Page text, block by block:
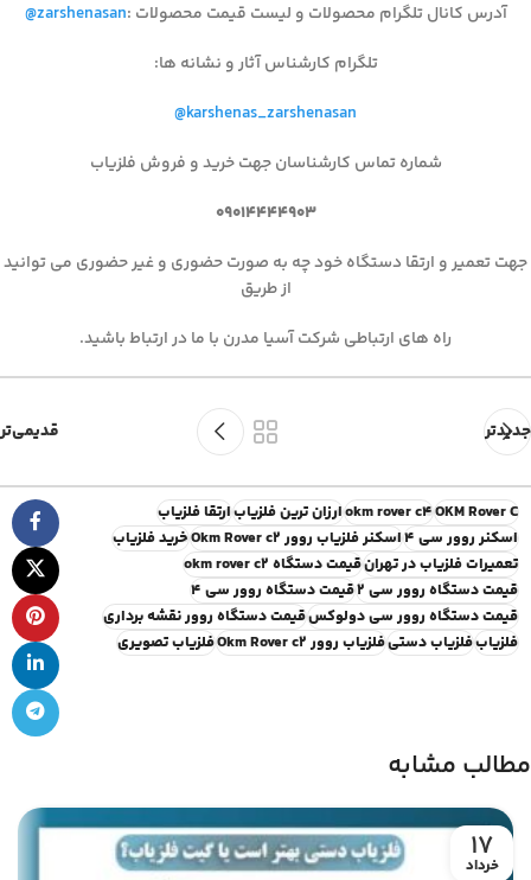
آدرس کانال تلگرام محصولات و لیست قیمت محصولات :
@zarshenasan
تلگرام کارشناس آثار و نشانه ها:
@karshenas_zarshenasan
شماره تماس کارشناسان جهت خرید و فروش فلزیاب
۰۹۰۱۴۴۴۴۹۰۳
جهت تعمیر و ارتقا دستگاه خود چه به صورت حضوری و غیر حضوری می توانید
از طریق
راه های ارتباطی شرکت آسیا مدرن با ما در ارتباط باشید.
جدیدتر قدیمی‌تر
OKM Rover C
okm rover c4ارزان ترین فلزیابارتقا فلزیاب
اسکنر روور سی 4
اسکنر فلزیاب روور Okm Rover c2
خرید فلزیاب
تعمیرات فلزیاب در تهرانقیمت دستگاه okm rover c2
قیمت دستگاه روور سی 2 قیمت دستگاه روور سی 4
قیمت دستگاه روور سی دولوکسقیمت دستگاه روور نقشه برداری
فلزیابفلزیاب دستیفلزیاب روور Okm Rover c2 فلزیاب تصویری
مطالب مشابه
17
خرداد